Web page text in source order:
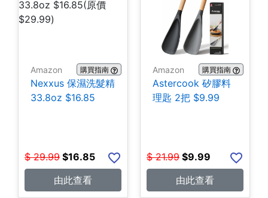
Amazon 購買指南
Nexxus 保濕洗髮精
33.8oz $16.85
$ 29.99 $16.85
由此查看
Amazon 購買指南
Astercook 矽膠料
理匙 2把 $9.99
$ 21.99 $9.99
由此查看